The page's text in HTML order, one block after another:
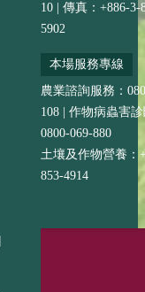
10 | 傳真：+886-3-
5902
本場服務專線
農業諮詢服務：
108 | 作物病蟲害
0800-069-880
土壤及作物營養：
853-4914